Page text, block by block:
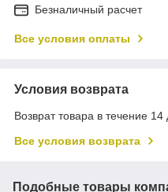
Безналичный расчет
Все условия оплаты
Условия возврата
Возврат товара в течение
Все условия возврата
Подобные товары